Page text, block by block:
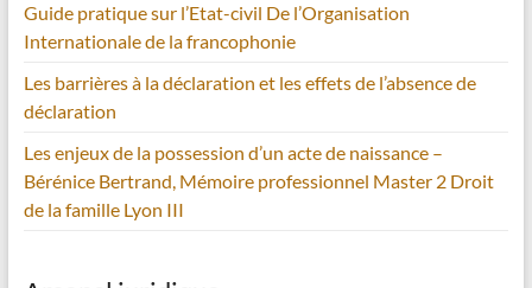
Guide pratique sur l’Etat-civil De l’Organisation
Internationale de la francophonie
Les barrières à la déclaration et les effets de l’absence de
déclaration
Les enjeux de la possession d’un acte de naissance –
Bérénice Bertrand, Mémoire professionnel Master 2 Droit
de la famille Lyon III